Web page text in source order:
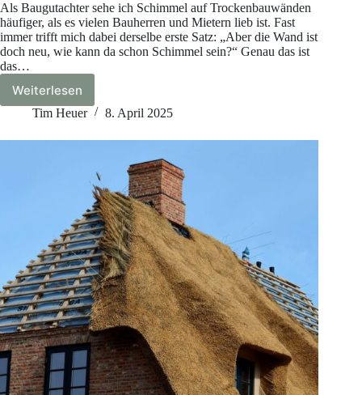
Als Baugutachter sehe ich Schimmel auf Trockenbauwänden
häufiger, als es vielen Bauherren und Mietern lieb ist. Fast
immer trifft mich dabei derselbe erste Satz: „Aber die Wand ist
doch neu, wie kann da schon Schimmel sein?“ Genau das ist
das…
Weiterlesen
Schimmel
auf
Tim Heuer 8. April 2025